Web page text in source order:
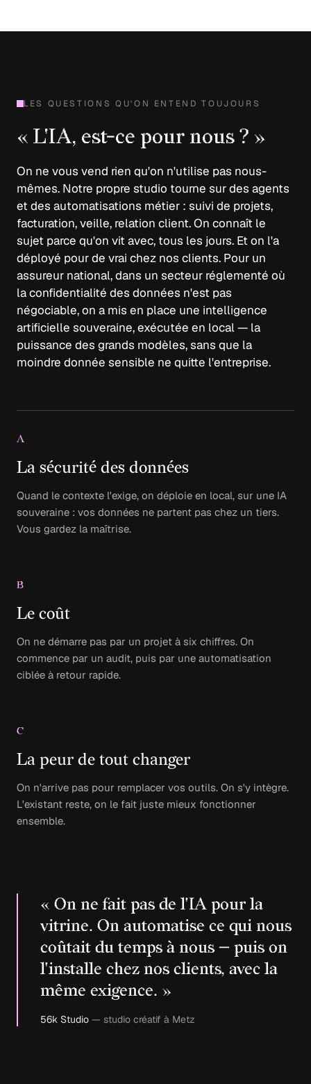
LES QUESTIONS QU'ON ENTEND TOUJOURS
« L'IA, est-ce pour nous ? »
On ne vous vend rien qu'on n'utilise pas nous-
mêmes. Notre propre studio tourne sur des agents
et des automatisations métier : suivi de projets,
facturation, veille, relation client. On connaît le
sujet parce qu'on vit avec, tous les jours. Et on l'a
déployé pour de vrai chez nos clients. Pour un
assureur national, dans un secteur réglementé où
la confidentialité des données n'est pas
négociable, on a mis en place une intelligence
artificielle souveraine, exécutée en local — la
puissance des grands modèles, sans que la
moindre donnée sensible ne quitte l'entreprise.
A
La sécurité des données
Quand le contexte l'exige, on déploie en local, sur une IA
souveraine : vos données ne partent pas chez un tiers.
Vous gardez la maîtrise.
B
Le coût
On ne démarre pas par un projet à six chiffres. On
commence par un audit, puis par une automatisation
ciblée à retour rapide.
C
La peur de tout changer
On n'arrive pas pour remplacer vos outils. On s'y intègre.
L'existant reste, on le fait juste mieux fonctionner
ensemble.
« On ne fait pas de l'IA pour la
vitrine. On automatise ce qui nous
coûtait du temps à nous — puis on
l'installe chez nos clients, avec la
même exigence. »
56k Studio — studio créatif à Metz